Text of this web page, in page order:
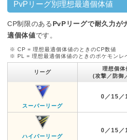
PvPリーグ別理想最適個体値
CP制限のある PvPリーグで耐久力が
適個体値です。
※ CP = 理想最適個体値のときのCP数値
※ PL = 理想最適個体値のときのポケモンレ
リーグ
理想個体
(攻撃／防御
スーパーリーグ
0／15／
ハイパーリーグ
0／15／